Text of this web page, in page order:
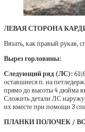
ЛЕВАЯ СТОРОНА
Вязать, как правый рукав,
Вырез горловины:
Следующий ряд (ЛС):
оставшиеся п. на
прямо до высоты 4 дюйма
Сложить детали ЛС
их вместе при помощи 3
ПЛАНКИ ПОЛОЧЕК /